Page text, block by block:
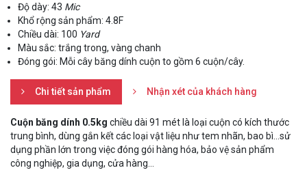
Độ dày: 43 Mic
Khổ rộng sản phẩm: 4.8F
Chiều dài: 100 Yard
Màu sắc: trắng trong, vàng chanh
Đóng gói: Mỗi cây băng dính cuộn to gồm 6 cuộn/cây.
Chi tiết sản phẩm Nhận xét của khách hàng
Cuộn băng dính 0.5kg chiều dài 91 mét là loại cuộn có kích thước
trung bình, dùng gắn kết các loại vật liệu như tem nhãn, bao bì…sử
dụng phần lớn trong việc đóng gói hàng hóa, bảo vệ sản phẩm
công nghiệp, gia dụng, cửa hàng…